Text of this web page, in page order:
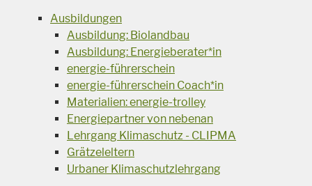
Ausbildungen
Ausbildung: Biolandbau
Ausbildung: Energieberater*in
energie-führerschein
energie-führerschein Coach*in
Materialien: energie-trolley
Energiepartner von nebenan
Lehrgang Klimaschutz - CLIPMA
Grätzeleltern
Urbaner Klimaschutzlehrgang